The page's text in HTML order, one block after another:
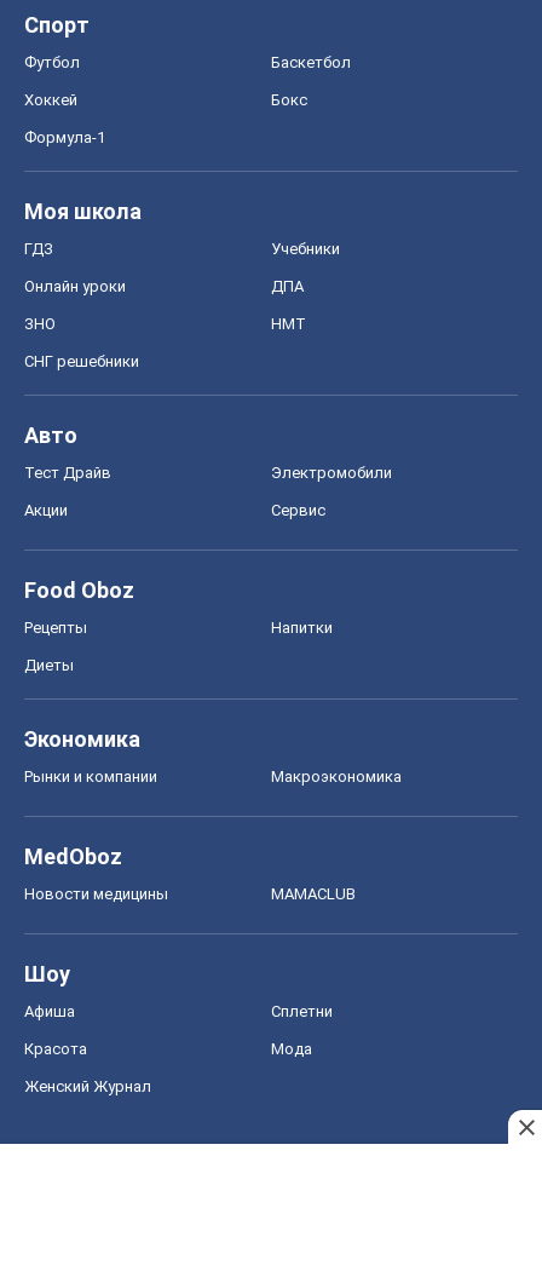
Спорт
Футбол Баскетбол
Хоккей Бокс
Формула-1
Моя школа
ГДЗ Учебники
Онлайн уроки ДПА
ЗНО НМТ
СНГ решебники
Авто
Тест Драйв Электромобили
Акции Сервис
Food Oboz
Рецепты Напитки
Диеты
Экономика
Рынки и компании Mакроэкономика
MedOboz
Новости медицины MAMACLUB
Шоу
Афиша Сплетни
Красота Мода
Женский Журнал